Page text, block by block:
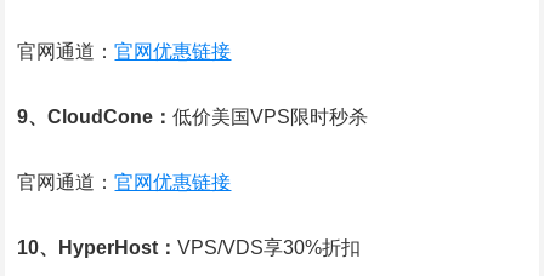
官网通道：官网优惠链接
9、CloudCone：低价美国VPS限时秒杀
官网通道：官网优惠链接
10、HyperHost：VPS/VDS享30%折扣